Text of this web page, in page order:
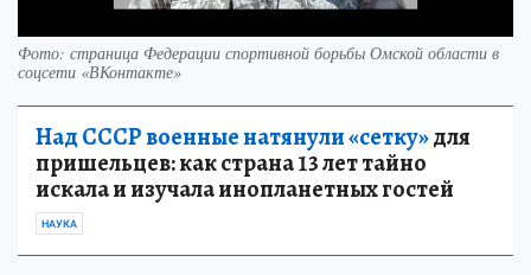
Фото: страница Федерации спортивной борьбы Омской области в
соцсети «ВКонтакте»
Над СССР военные натянули «сетку»для
пришельцев: как страна 13 лет тайно
искала и изучала инопланетных гостей
НАУКА